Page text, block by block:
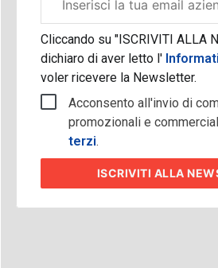
aziendale
Cliccando su "ISCRIVITI ALLA
dichiaro di aver letto l'
voler ricevere la Newsletter.
Acconsento all'invio di
promozionali e
terzi.
ISCRIVITI ALLA